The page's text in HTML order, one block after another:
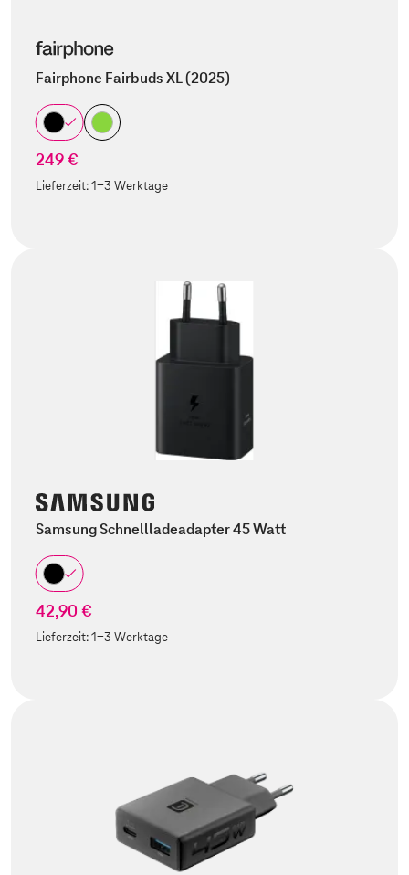
Fairphone Fairbuds XL (2025)
249 €
Lieferzeit:1-3 Werktage
Samsung Schnellladeadapter 45 Watt
42,90 €
Lieferzeit:1-3 Werktage